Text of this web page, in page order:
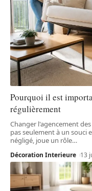
Pourquoi il est
régulièrement
Changer l'agencement
pas seulement à un souci
négligé, joue un rôle…
Décoration Interieure 13